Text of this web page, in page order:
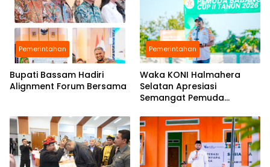
Pemerintahan
Bupati Bassam Hadiri
Alignment Forum Bersama
Pemerintahan
Waka KONI Halmahera
Selatan Apresiasi
Semangat Pemuda
Sepak Bola di Tengah
Efisiensi Anggaran